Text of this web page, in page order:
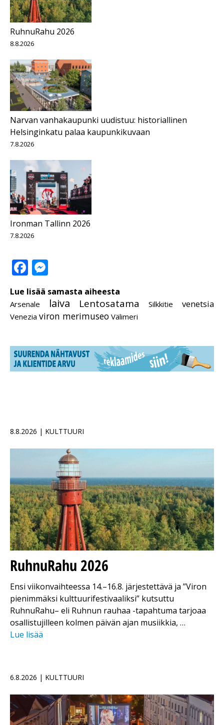
RuhnuRahu 2026
8.8.2026
Narvan vanhakaupunki uudistuu: historiallinen
Helsinginkatu palaa kaupunkikuvaan
7.8.2026
Ironman Tallinn 2026
7.8.2026
Facebook
Lue lisää samasta aiheesta
Arsenale laiva Lentosatama Silkkitie venetsia
Venezia viron merimuseo Välimeri
8.8.2026 | KULTTUURI
RuhnuRahu 2026
Ensi viikonvaihteessa 14.–16.8. järjestettävä ja ”Viron
pienimmäksi kulttuurifestivaaliksi” kutsuttu
RuhnuRahu– eli Ruhnun rauhaa -tapahtuma tarjoaa
osallistujilleen kolmen päivän ajan musiikkia, …
Lue lisää
6.8.2026 | KULTTUURI